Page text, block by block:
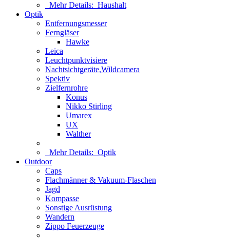
Mehr Details: Haushalt
Optik
Entfernungsmesser
Ferngläser
Hawke
Leica
Leuchtpunktvisiere
Nachtsichtgeräte,Wildcamera
Spektiv
Zielfernrohre
Konus
Nikko Stirling
Umarex
UX
Walther
Mehr Details: Optik
Outdoor
Caps
Flachmänner & Vakuum-Flaschen
Jagd
Kompasse
Sonstige Ausrüstung
Wandern
Zippo Feuerzeuge